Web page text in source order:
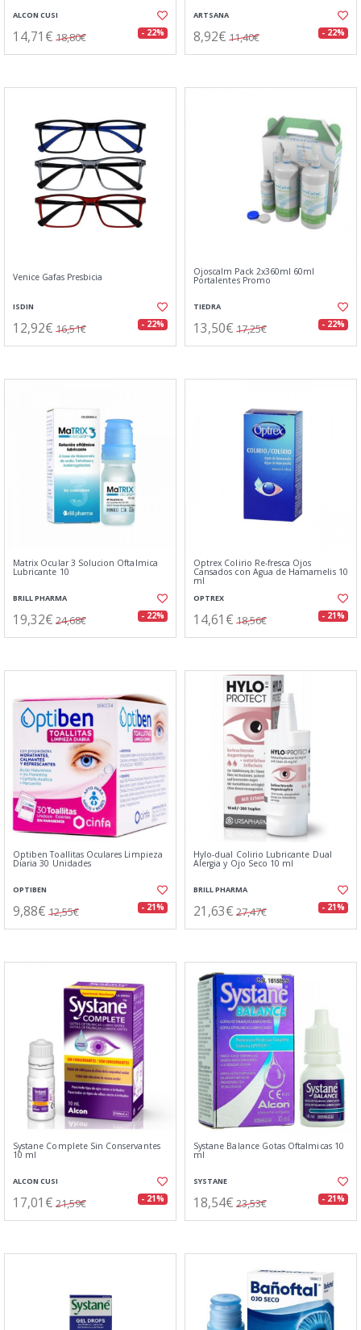
ALCON CUSI
14,71€ 18,80€ - 22%
ARTSANA
8,92€ 11,40€ - 22%
Venice Gafas Presbicia
ISDIN
12,92€ 16,51€ - 22%
Ojoscalm Pack 2x360ml 60ml
Portalentes Promo
TIEDRA
13,50€ 17,25€ - 22%
Matrix Ocular 3 Solucion Oftalmica
Lubricante 10
BRILL PHARMA
19,32€ 24,68€ - 22%
Optrex Colirio Re-fresca Ojos
Cansados con Agua de Hamamelis 10
ml
OPTREX
14,61€ 18,56€ - 21%
Optiben Toallitas Oculares Limpieza
Diaria 30 Unidades
OPTIBEN
9,88€ 12,55€ - 21%
Hylo-dual Colirio Lubricante Dual
Alergia y Ojo Seco 10 ml
BRILL PHARMA
21,63€ 27,47€ - 21%
Systane Complete Sin Conservantes
10 ml
ALCON CUSI
17,01€ 21,59€ - 21%
Systane Balance Gotas Oftalmicas 10
ml
SYSTANE
18,54€ 23,53€ - 21%